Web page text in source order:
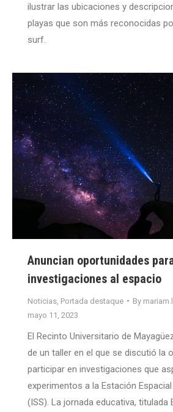
ilustrar las ubicaciones y
playas que son más reconocidas
surf.
Anuncian oportunidades
investigaciones al espacio
Noticias Portada destaque By
mayo 11, 2023
El Recinto Universitario de
de un taller en el que se discutió la
participar en investigaciones que
experimentos a la Estación
(ISS). La jornada educativa, titulada